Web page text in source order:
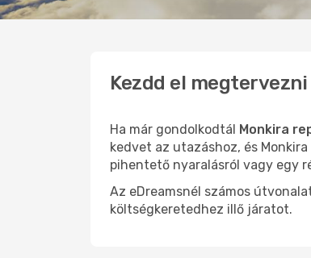
Kezdd el
Ha már gondolkodtál Monkira
kedvet az utazáshoz, és
pihentető nyaralásról vagy egy
Az eDreamsnél számos
költségkeretedhez illő járatot.